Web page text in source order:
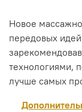
Новое
передовых
технологиями,
лучше самых